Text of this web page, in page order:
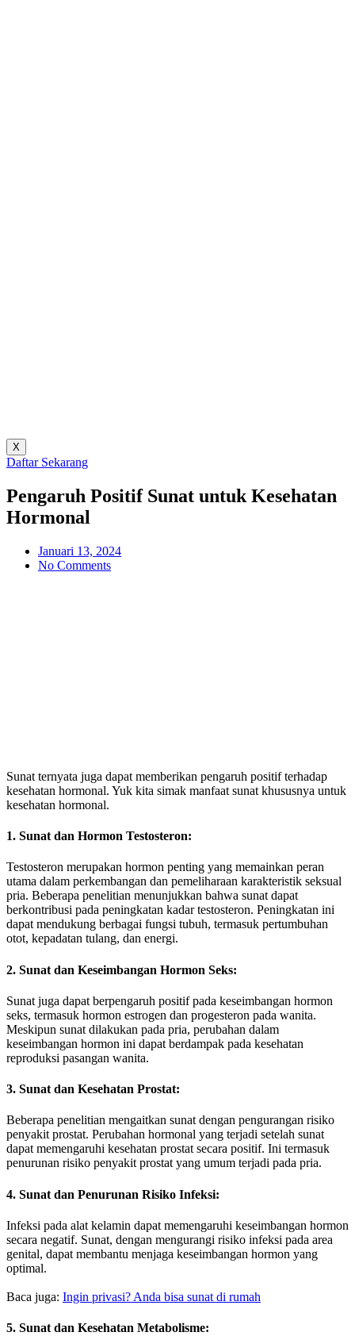
X
Daftar Sekarang
Pengaruh Positif Sunat untuk Kesehatan
Hormonal
Januari 13, 2024
No Comments
Sunat ternyata juga dapat memberikan pengaruh positif terhadap
kesehatan hormonal. Yuk kita simak manfaat sunat khususnya untuk
kesehatan hormonal.
1. Sunat dan Hormon Testosteron:
Testosteron merupakan hormon penting yang memainkan peran
utama dalam perkembangan dan pemeliharaan karakteristik seksual
pria. Beberapa penelitian menunjukkan bahwa sunat dapat
berkontribusi pada peningkatan kadar testosteron. Peningkatan ini
dapat mendukung berbagai fungsi tubuh, termasuk pertumbuhan
otot, kepadatan tulang, dan energi.
2. Sunat dan Keseimbangan Hormon Seks:
Sunat juga dapat berpengaruh positif pada keseimbangan hormon
seks, termasuk hormon estrogen dan progesteron pada wanita.
Meskipun sunat dilakukan pada pria, perubahan dalam
keseimbangan hormon ini dapat berdampak pada kesehatan
reproduksi pasangan wanita.
3. Sunat dan Kesehatan Prostat:
Beberapa penelitian mengaitkan sunat dengan pengurangan risiko
penyakit prostat. Perubahan hormonal yang terjadi setelah sunat
dapat memengaruhi kesehatan prostat secara positif. Ini termasuk
penurunan risiko penyakit prostat yang umum terjadi pada pria.
4. Sunat dan Penurunan Risiko Infeksi:
Infeksi pada alat kelamin dapat memengaruhi keseimbangan hormon
secara negatif. Sunat, dengan mengurangi risiko infeksi pada area
genital, dapat membantu menjaga keseimbangan hormon yang
optimal.
Baca juga: Ingin privasi? Anda bisa sunat di rumah
5. Sunat dan Kesehatan Metabolisme: